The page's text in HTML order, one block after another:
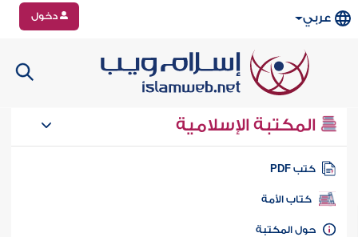
عربي دخول
المكتبة الإسلامية
كتب PDF
كتاب الأمة